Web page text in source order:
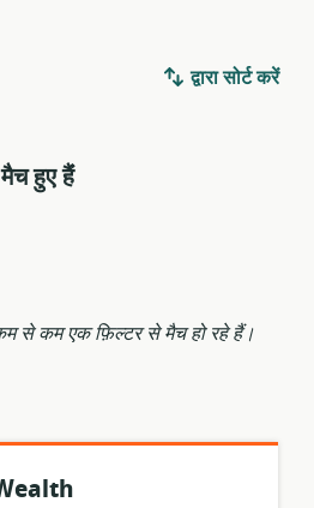
द्वारा सोर्ट करें
हुए हैंं
से कम एक फ़िल्टर से मैच हो रहे हैं।